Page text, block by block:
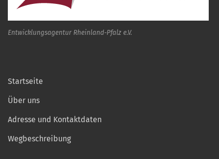
Entwicklungsagentur Rheinland-Pfalz e.V.
Startseite
Über uns
Adresse und Kontaktdaten
Wegbeschreibung